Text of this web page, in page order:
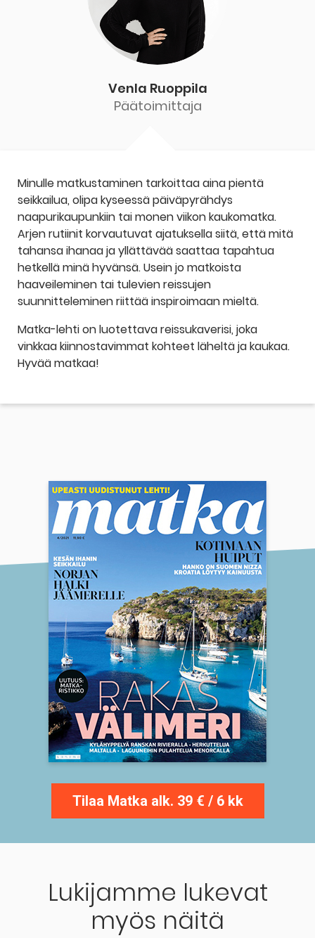
Venla Ruoppila
Päätoimittaja
Minulle matkustaminen tarkoittaa aina pientä
seikkailua, olipa kyseessä päiväpyrähdys
naapurikaupunkiin tai monen viikon kaukomatka.
Arjen rutiinit korvautuvat ajatuksella siitä, että mitä
tahansa ihanaa ja yllättävää saattaa tapahtua
hetkellä minä hyvänsä. Usein jo matkoista
haaveileminen tai tulevien reissujen
suunnitteleminen riittää inspiroimaan mieltä.
Matka-lehti on luotettava reissukaverisi, joka
vinkkaa kiinnostavimmat kohteet läheltä ja kaukaa.
Hyvää matkaa!
Tilaa Matka alk. 39 € / 6 kk
Lukijamme lukevat
myös näitä